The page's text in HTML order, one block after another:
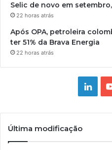
Selic de novo em
22 horas atrás
Após OPA, petroleira
ter 51% da Brava Energia
22 horas atrás
Última modificação